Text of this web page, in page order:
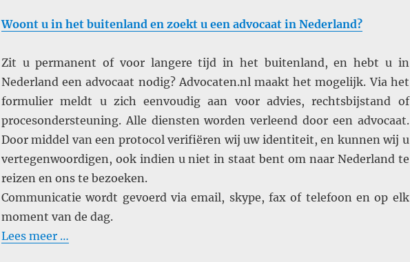
Woont u in het buitenland en zoekt u een advocaat in Nederland?
Zit u permanent of voor langere tijd in het buitenland, en hebt u in
Nederland een advocaat nodig? Advocaten.nl maakt het mogelijk. Via het
formulier meldt u zich eenvoudig aan voor advies, rechtsbijstand of
procesondersteuning. Alle diensten worden verleend door een advocaat.
Door middel van een protocol verifiëren wij uw identiteit, en kunnen wij u
vertegenwoordigen, ook indien u niet in staat bent om naar Nederland te
reizen en ons te bezoeken.
Communicatie wordt gevoerd via email, skype, fax of telefoon en op elk
moment van de dag.
Lees meer …